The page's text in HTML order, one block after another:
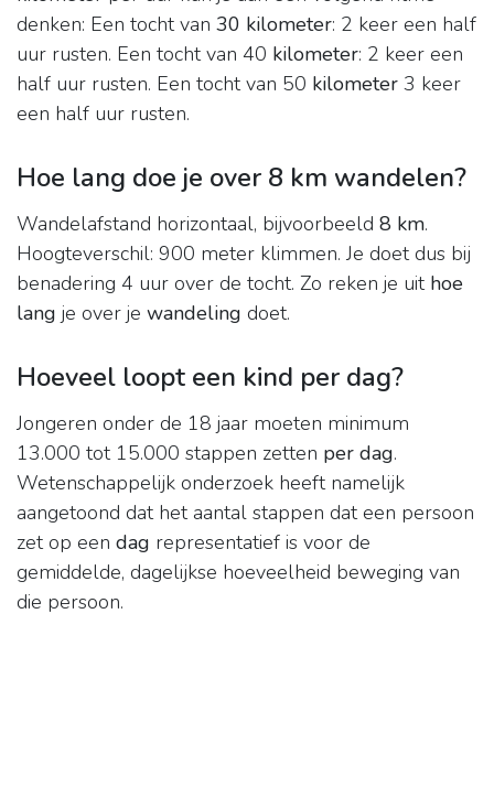
denken: Een tocht van 30 kilometer: 2 keer een half
uur rusten. Een tocht van 40 kilometer: 2 keer een
half uur rusten. Een tocht van 50 kilometer 3 keer
een half uur rusten.
Hoe lang doe je over 8 km wandelen?
Wandelafstand horizontaal, bijvoorbeeld 8 km.
Hoogteverschil: 900 meter klimmen. Je doet dus bij
benadering 4 uur over de tocht. Zo reken je uit hoe
lang je over je wandeling doet.
Hoeveel loopt een kind per dag?
Jongeren onder de 18 jaar moeten minimum
13.000 tot 15.000 stappen zetten per dag.
Wetenschappelijk onderzoek heeft namelijk
aangetoond dat het aantal stappen dat een persoon
zet op een dag representatief is voor de
gemiddelde, dagelijkse hoeveelheid beweging van
die persoon.